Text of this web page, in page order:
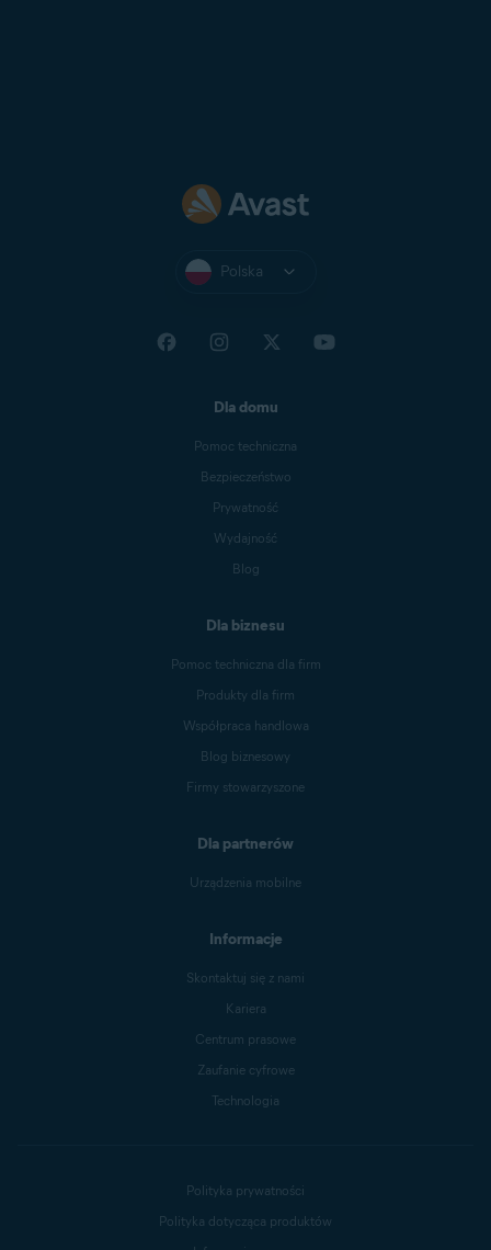
Polska
Dla domu
Pomoc techniczna
Bezpieczeństwo
Prywatność
Wydajność
Blog
Dla biznesu
Pomoc techniczna dla firm
Produkty dla firm
Współpraca handlowa
Blog biznesowy
Firmy stowarzyszone
Dla partnerów
Urządzenia mobilne
Informacje
Skontaktuj się z nami
Kariera
Centrum prasowe
Zaufanie cyfrowe
Technologia
Polityka prywatności
Polityka dotycząca produktów